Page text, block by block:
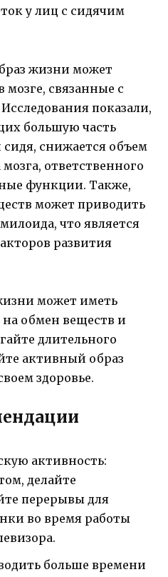
у лиц с сидячим
жизни может
связанные с
показали,
большую часть
снижается объем
ответственного
функции. Также,
может приводить
что является
развития
может иметь
на обмен веществ и
длительного
активный образ
здоровье.
активность:
делайте
перерывы для
во время работы
больше времени